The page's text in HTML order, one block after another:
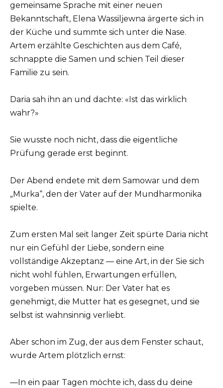
gemeinsame Sprache mit einer neuen
Bekanntschaft, Elena Wassiljewna ärgerte sich in
der Küche und summte sich unter die Nase.
Artem erzählte Geschichten aus dem Café,
schnappte die Samen und schien Teil dieser
Familie zu sein.
Daria sah ihn an und dachte: «Ist das wirklich
wahr?»
Sie wusste noch nicht, dass die eigentliche
Prüfung gerade erst beginnt.
Der Abend endete mit dem Samowar und dem
„Murka“, den der Vater auf der Mundharmonika
spielte.
Zum ersten Mal seit langer Zeit spürte Daria nicht
nur ein Gefühl der Liebe, sondern eine
vollständige Akzeptanz — eine Art, in der Sie sich
nicht wohl fühlen, Erwartungen erfüllen,
vorgeben müssen. Nur: Der Vater hat es
genehmigt, die Mutter hat es gesegnet, und sie
selbst ist wahnsinnig verliebt.
Aber schon im Zug, der aus dem Fenster schaut,
wurde Artem plötzlich ernst:
—In ein paar Tagen möchte ich, dass du deine